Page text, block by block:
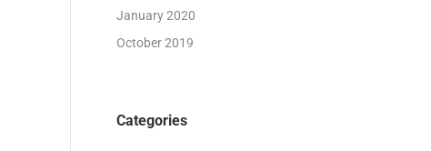
January 2020
October 2019
Categories